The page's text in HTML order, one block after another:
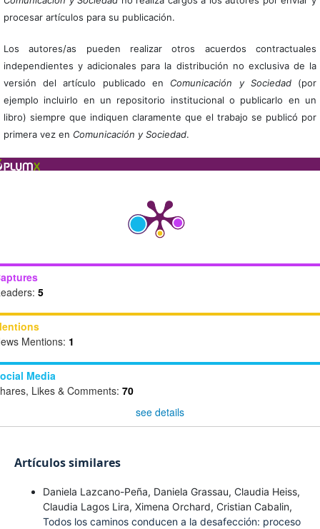
procesar artículos para su publicación.
Los autores/as pueden realizar otros acuerdos contractuales
independientes y adicionales para la distribución no exclusiva de la
versión del artículo publicado en Comunicación y Sociedad(por
ejemplo incluirlo en un repositorio institucional o publicarlo en un
libro) siempre que indiquen claramente que el trabajo se publicó por
primera vez en Comunicación y Sociedad.
5
Mentions: 1
Media
Likes & Comments: 70
see details
Artículos similares
Daniela Lazcano-Peña, Daniela Grassau, Claudia Heiss,
Claudia Lagos Lira, Ximena Orchard, Cristian Cabalin,
Todos los caminos conducen a la desafección: proceso